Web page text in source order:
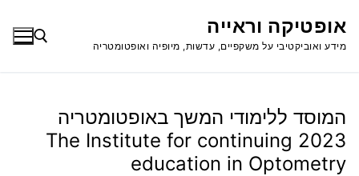
לתוכןאופטיקה וראייה
מידע ואוביקטיבי על משקפיים, עדשות, מיופיה ואופטומטריה
המוסד ללימודי המשך באופטומטריה
2023 The Institute for continuing
education in Optometry